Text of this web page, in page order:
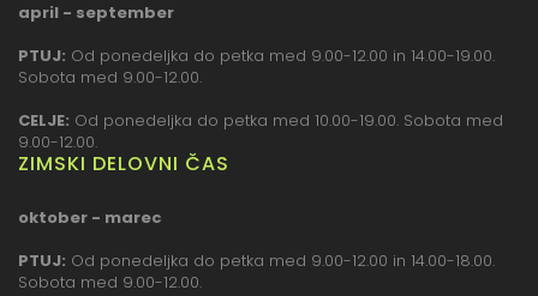
april - september
PTUJ: Od ponedeljka do petka med 9.00-12.00 in 14.00-19.00.
Sobota med 9.00-12.00.
CELJE: Od ponedeljka do petka med 10.00-19.00. Sobota med
9.00-12.00.
ZIMSKI DELOVNI ČAS
oktober - marec
PTUJ: Od ponedeljka do petka med 9.00-12.00 in 14.00-18.00.
Sobota med 9.00-12.00.